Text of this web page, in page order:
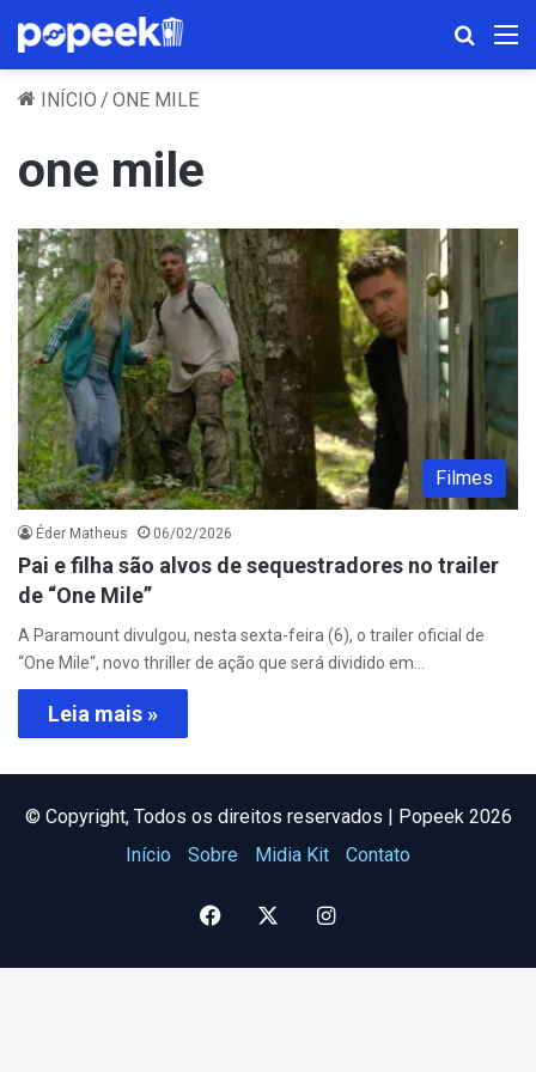
INÍCIO / ONE MILE
one mile
Filmes
Éder Matheus 06/02/2026
Pai e filha são alvos de sequestradores no trailer
de “One Mile”
A Paramount divulgou, nesta sexta-feira (6), o trailer oficial de
“One Mile“, novo thriller de ação que será dividido em…
Leia mais »
©️ Copyright, Todos os direitos reservados | Popeek 2026
Início
Sobre Midia Kit Contato
Facebook Instagram